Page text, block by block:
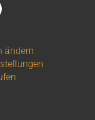
ändern